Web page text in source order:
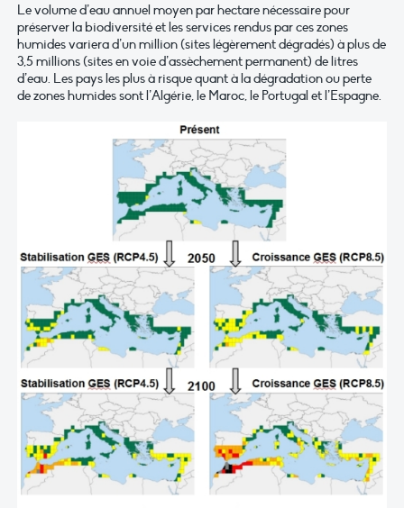
Le volume d’eau annuel moyen par hectare nécessaire pour
préserver la biodiversité et les services rendus par ces zones
humides variera d’un million (sites légèrement dégradés) à plus de
3,5 millions (sites en voie d’assèchement permanent) de litres
d’eau. Les pays les plus à risque quant à la dégradation ou perte
de zones humides sont l’Algérie, le Maroc, le Portugal et l’Espagne.